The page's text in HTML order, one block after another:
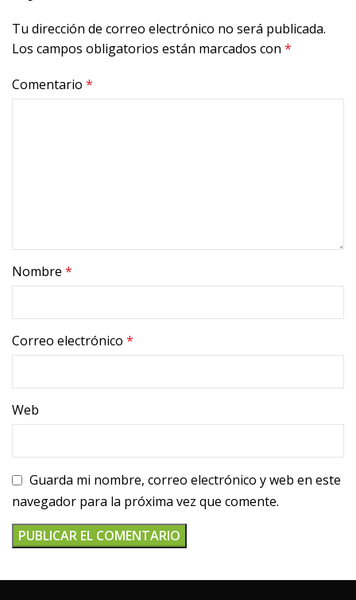
Tu dirección de correo electrónico no será publicada.
Los campos obligatorios están marcados con *
Comentario *
Nombre *
Correo electrónico *
Web
Guarda mi nombre, correo electrónico y web en este
navegador para la próxima vez que comente.